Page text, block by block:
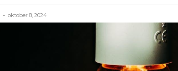
- oktober 8, 2024